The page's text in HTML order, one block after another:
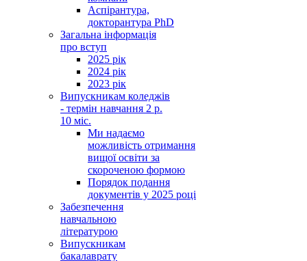
Аспірантура,
докторантура PhD
Загальна інформація
про вступ
2025 рік
2024 рік
2023 рік
Випускникам коледжів
- термін навчання 2 р.
10 міс.
Ми надаємо
можливість отримання
вищої освіти за
скороченою формою
Порядок подання
документів у 2025 році
Забезпечення
навчальною
літературою
Випускникам
бакалаврату